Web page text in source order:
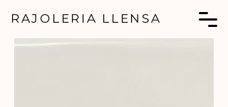
RAJOLERIA LLENSA